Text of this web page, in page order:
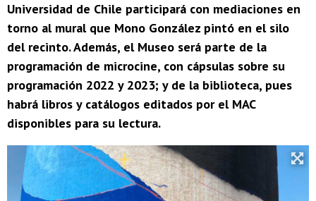
Universidad de Chile participará con mediaciones en
torno al mural que Mono González pintó en el silo
del recinto. Además, el Museo será parte de la
programación de microcine, con cápsulas sobre su
programación 2022 y 2023; y de la biblioteca, pues
habrá libros y catálogos editados por el MAC
disponibles para su lectura.